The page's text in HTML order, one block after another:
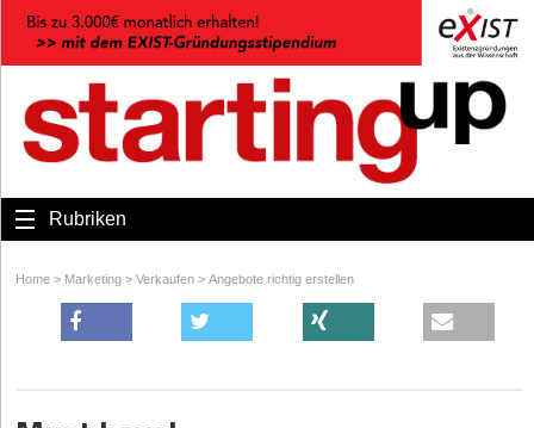
Rubriken
Home > Marketing > Verkaufen > Angebote richtig erstellen